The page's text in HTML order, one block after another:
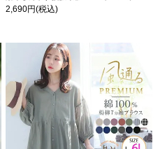
2,690円(税込)